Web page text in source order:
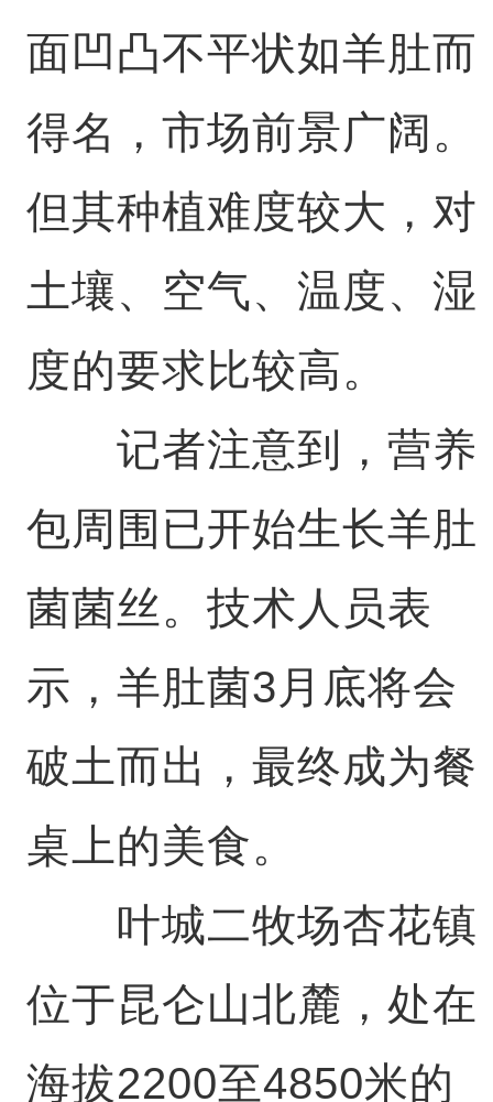
面凹凸不平状如羊肚而
得名，市场前景广阔。
但其种植难度较大，对
土壤、空气、温度、湿
度的要求比较高。
记者注意到，营养
包周围已开始生长羊肚
菌菌丝。技术人员表
示，羊肚菌3月底将会
破土而出，最终成为餐
桌上的美食。
叶城二牧场杏花镇
位于昆仑山北麓，处在
海拔2200至4850米的